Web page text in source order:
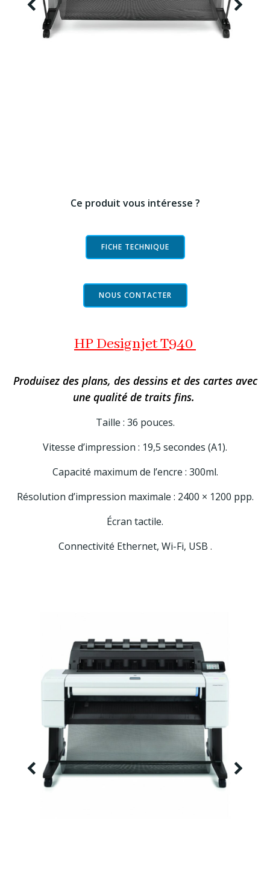
Ce produit vous intéresse ?
FICHE TECHNIQUE
NOUS CONTACTER
HP Designjet T940
Produisez des plans, des dessins et des cartes avec
une qualité de traits fins.
Taille : 36 pouces.
Vitesse d’impression : 19,5 secondes (A1).
Capacité maximum de l’encre : 300ml.
Résolution d’impression maximale : 2400 × 1200 ppp.
Écran tactile.
Connectivité Ethernet, Wi-Fi, USB .